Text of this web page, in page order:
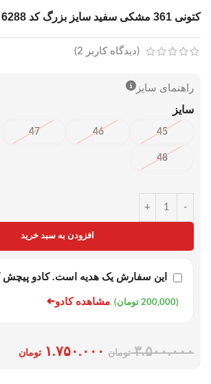
کتونی 361 مشکی سفید سایز بزرگ کد 6288
(دیدگاه کاربر 2
)
راهنمای سایز
سایز
45
46
47
48
-
+
افزودن به سبد خرید
این سفارش یک هدیه است. کادو پیچش
(200,000 تومان) مشاهده کادو➜
۳.۵۰۰.۰۰۰ تومان ۱.۷۵۰.۰۰۰ تومان